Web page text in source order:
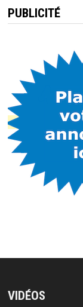
PUBLICITÉ
VIDÉOS